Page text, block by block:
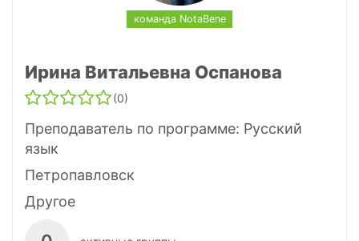
команда NotaBene
Ирина Витальевна Оспанова
(0)
Преподаватель по программе: Русский
язык
Петропавловск
Другое